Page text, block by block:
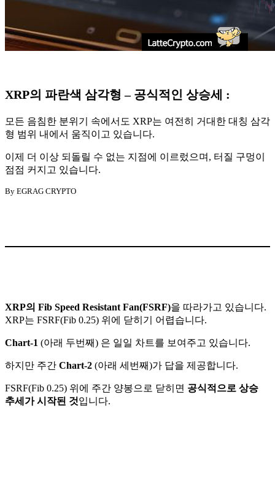
XRP의 파란색 삼각형 – 공식적인 상승세 :
모든 음침한 분위기 속에서도 XRP는 여전히 거대한 대칭 삼각
형 범위 내에서 움직이고 있습니다.
이제 더 이상 되돌릴 수 없는 지점에 이르렀으며, 터질 구멍이
점점 커지고 있습니다.
By EGRAG CRYPTO
XRP의 Fib Speed Resistant Fan(FSRF)을 따라가고 있습니다.
XRP는 FSRF(Fib 0.25) 위에 닫히기 어렵습니다.
Chart-1 (아래 두번째) 은 일일 차트를 보여주고 있습니다.
하지만 주간 Chart-2 (아래 세번째)가 답을 제공합니다.
FSRF(Fib 0.25) 위에 주간 양봉으로 닫히면 공식적으로 상승
추세가 시작된 것입니다.